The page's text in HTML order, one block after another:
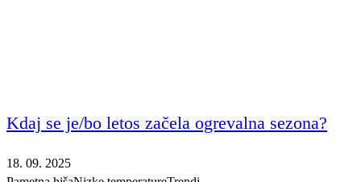
Kdaj se je/bo letos začela ogrevalna sezona?
18. 09. 2025